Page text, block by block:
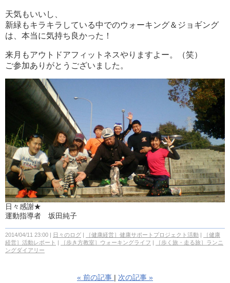
天気もいいし、
新緑もキラキラしている中でのウォーキング＆ジョギング
は、本当に気持ち良かった！
来月もアウトドアフィットネスやりますよー。（笑）
ご参加ありがとうございました。
日々感謝★
運動指導者 坂田純子
2014/04/11 23:00 日々のログ ［健康経営］健康サポートプロジェクト活動
［健康
経営］活動レポート
［歩き方教室］ウォーキングライフ
［歩く旅・走る旅］ランニ
ングダイアリー
« 前の記事 次の記事 »